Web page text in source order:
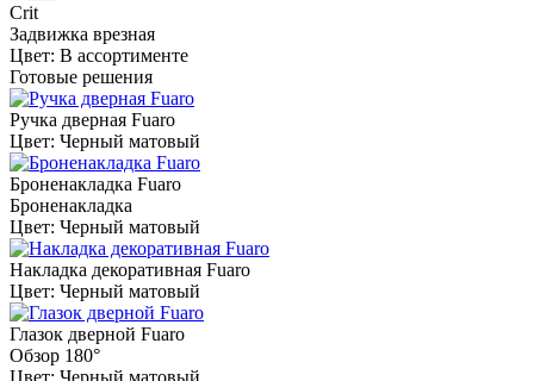
Crit
Задвижка врезная
Цвет: В ассортименте
Готовые решения
Ручка дверная Fuaro
Цвет: Черный матовый
Броненакладка Fuaro
Броненакладка
Цвет: Черный матовый
Накладка декоративная Fuaro
Цвет: Черный матовый
Глазок дверной Fuaro
Обзор 180°
Цвет: Черный матовый